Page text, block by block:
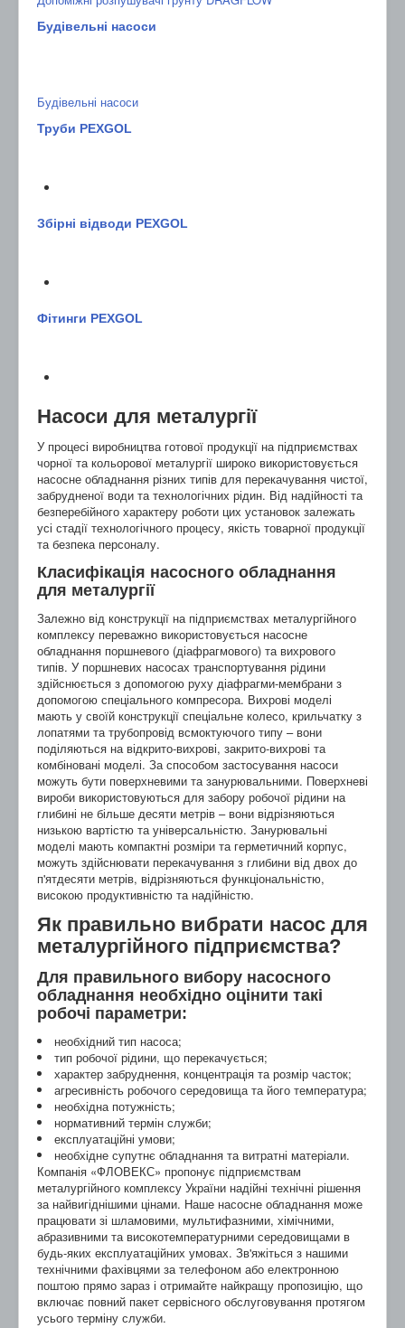
Будівельні насоси
Будівельні насоси
Труби PEXGOL
Збірні відводи PEXGOL
Фітинги PEXGOL
Насоси для металургії
У процесі виробництва готової продукції на підприємствах
чорної та кольорової металургії широко використовується
насосне обладнання різних типів для перекачування чистої,
забрудненої води та технологічних рідин. Від надійності та
безперебійного характеру роботи цих установок залежать
усі стадії технологічного процесу, якість товарної продукції
та безпека персоналу.
Класифікація насосного обладнання
для металургії
Залежно від конструкції на підприємствах металургійного
комплексу переважно використовується насосне
обладнання поршневого (діафрагмового) та вихрового
типів. У поршневих насосах транспортування рідини
здійснюється з допомогою руху діафрагми-мембрани з
допомогою спеціального компресора. Вихрові моделі
мають у своїй конструкції спеціальне колесо, крильчатку з
лопатями та трубопровід всмоктуючого типу – вони
поділяються на відкрито-вихрові, закрито-вихрові та
комбіновані моделі. За способом застосування насоси
можуть бути поверхневими та занурювальними. Поверхневі
вироби використовуються для забору робочої рідини на
глибині не більше десяти метрів – вони відрізняються
низькою вартістю та універсальністю. Занурювальні
моделі мають компактні розміри та герметичний корпус,
можуть здійснювати перекачування з глибини від двох до
п'ятдесяти метрів, відрізняються функціональністю,
високою продуктивністю та надійністю.
Як правильно вибрати насос для
металургійного підприємства?
Для правильного вибору насосного
обладнання необхідно оцінити такі
робочі параметри:
необхідний тип насоса;
тип робочої рідини, що перекачується;
характер забруднення, концентрація та розмір часток;
агресивність робочого середовища та його температура;
необхідна потужність;
нормативний термін служби;
експлуатаційні умови;
необхідне супутнє обладнання та витратні матеріали.
Компанія «ФЛОВЕКС» пропонує підприємствам
металургійного комплексу України надійні технічні рішення
за найвигіднішими цінами. Наше насосне обладнання може
працювати зі шламовими, мультифазними, хімічними,
абразивними та високотемпературними середовищами в
будь-яких експлуатаційних умовах. Зв'яжіться з нашими
технічними фахівцями за телефоном або електронною
поштою прямо зараз і отримайте найкращу пропозицію, що
включає повний пакет сервісного обслуговування протягом
усього терміну служби.